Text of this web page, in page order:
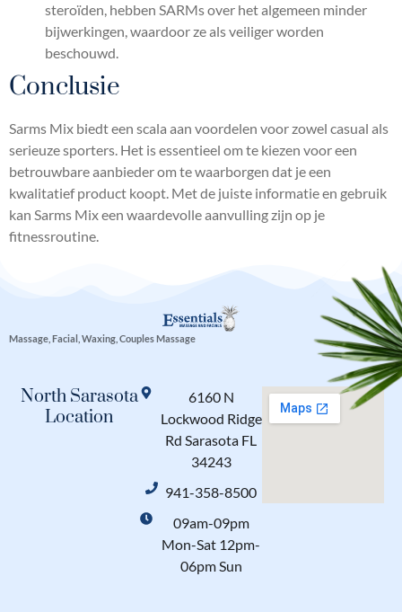
steroïden, hebben SARMs over het algemeen minder
bijwerkingen, waardoor ze als veiliger worden
beschouwd.
Conclusie
Sarms Mix biedt een scala aan voordelen voor zowel casual als
serieuze sporters. Het is essentieel om te kiezen voor een
betrouwbare aanbieder om te waarborgen dat je een
kwalitatief product koopt. Met de juiste informatie en gebruik
kan Sarms Mix een waardevolle aanvulling zijn op je
fitnessroutine.
Massage, Facial, Waxing, Couples Massage
North Sarasota
Location
6160 N
Lockwood Ridge
Rd Sarasota FL
34243
941-358-8500
09am-09pm
Mon-Sat 12pm-
06pm Sun